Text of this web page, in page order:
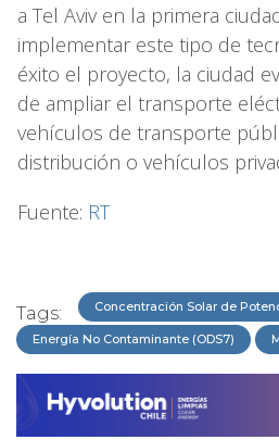
a Tel Aviv en la primera
implementar este tipo de
éxito el proyecto, la ciudad
de ampliar el transporte
vehículos de transporte
distribución o vehículos
Fuente: RT
Tags: Concentración Solar de
Energía No Contaminante (ODS7)